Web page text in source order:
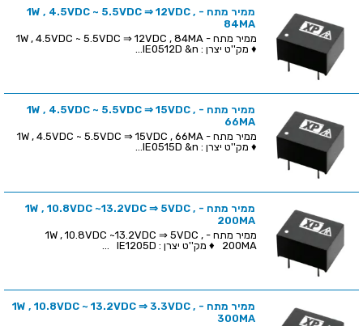
ממיר מתח - 1W , 4.5VDC ~ 5.5VDC ⇒ 12VDC ,
84MA
♦ מק''ט יצרן : IE0512D &n...
ממיר מתח - 1W , 4.5VDC ~ 5.5VDC ⇒ 15VDC ,
66MA
♦ מק''ט יצרן : IE0515D &n...
ממיר מתח - 1W , 10.8VDC ~13.2VDC ⇒ 5VDC ,
200MA
ממיר מתח - 1W , 10.8VDC ~13.2VDC ⇒ 5VDC ,
200MA ♦ מק''ט יצרן : IE1205D ...
ממיר מתח - 1W , 10.8VDC ~ 13.2VDC ⇒ 3.3VDC ,
300MA